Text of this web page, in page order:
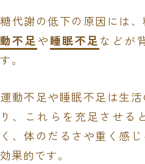
糖代謝の低下の原因には
動不足や睡眠不足などが
す。
運動不足や睡眠不足は生
り、これらを充足させる
く、体のだるさや重く感
効果的です。